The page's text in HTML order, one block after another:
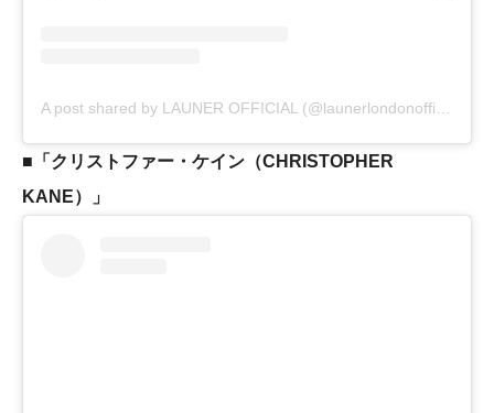
■「クリストファー・ケイン（CHRISTOPHER
KANE）」